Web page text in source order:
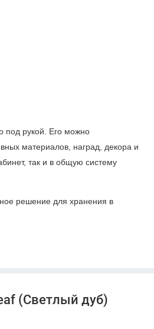
под рукой. Его можно
материалов, наград, декора и
так и в общую систему
решение для хранения в
светлую деловую
(Светлый дуб)